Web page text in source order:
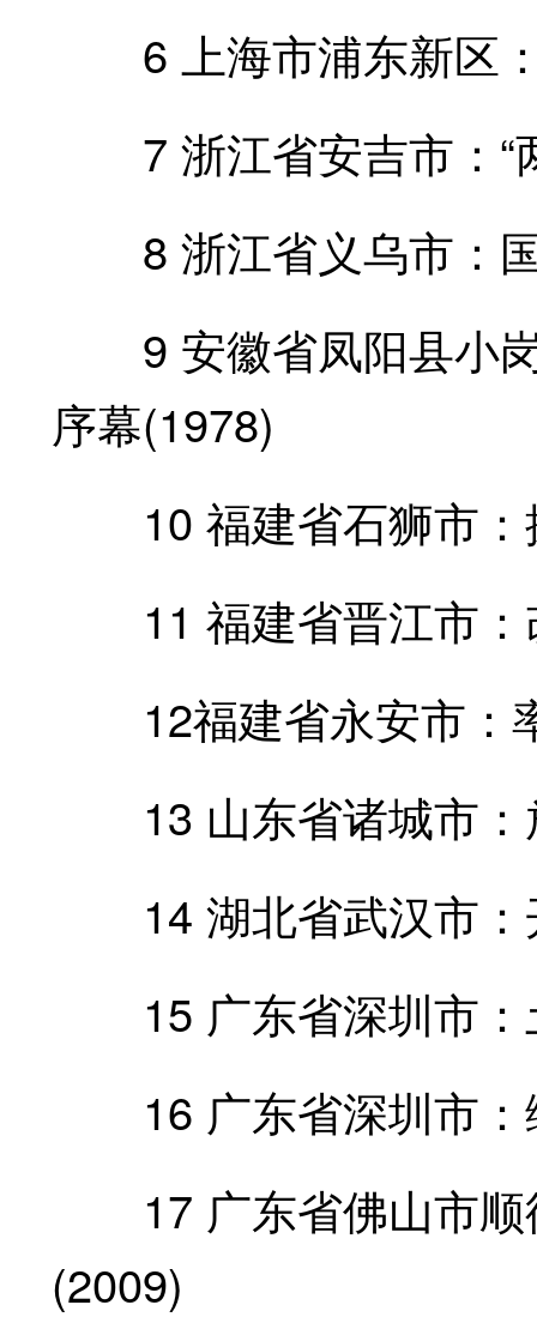
6 上海市浦东新区：
7 浙江省安吉市：“
8 浙江省义乌市：国
9 安徽省凤阳县小岗
序幕(1978)
10 福建省石狮市：
11 福建省晋江市：
12福建省永安市：
13 山东省诸城市：
14 湖北省武汉市：
15 广东省深圳市：
16 广东省深圳市：
17 广东省佛山市顺
(2009)